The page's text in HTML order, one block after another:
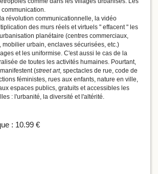
révolution communicationnelle, la vidéo
des murs réels et virtuels " effacent " les
planétaire (centres commerciaux,
mobilier urbain, enclaves sécurisées, etc.)
et les uniformise. C'est aussi le cas de la
de toutes les activités humaines. Pourtant,
(street art, spectacles de rue, code de
féministes, rues aux enfants, nature en ville,
espaces publics, gratuits et accessibles les
: l'urbanité, la diversité et l'altérité.
: 10.99 €